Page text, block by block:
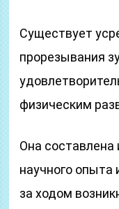
Существует
прорезывания
физическим
Она составлена
научного опыта
за ходом